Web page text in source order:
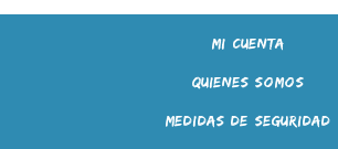
Mi cuenta
Quienes Somos
Medidas de Seguridad